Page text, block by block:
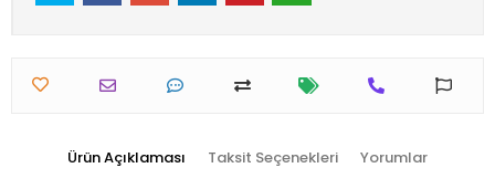
Ürün Açıklaması Taksit Seçenekleri Yorumlar